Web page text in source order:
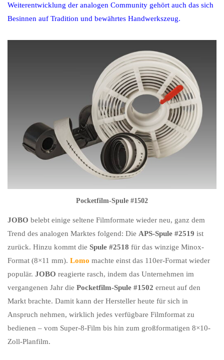
Weiterentwicklung der analogen Community gehört auch das sich
Besinnen auf Tradition und bewährtes Handwerkszeug.
Pocketfilm-Spule #1502
JOBO belebt einige seltene Filmformate wieder neu, ganz dem
Trend des analogen Marktes folgend: Die APS-Spule #2519 ist
zurück. Hinzu kommt die Spule #2518 für das winzige Minox-
Format (8×11 mm). Lomo machte einst das 110er-Format wieder
populär. JOBO reagierte rasch, indem das Unternehmen im
vergangenen Jahr die Pocketfilm-Spule #1502 erneut auf den
Markt brachte. Damit kann der Hersteller heute für sich in
Anspruch nehmen, wirklich jedes verfügbare Filmformat zu
bedienen – vom Super-8-Film bis hin zum großformatigen 8×10-
Zoll-Planfilm.